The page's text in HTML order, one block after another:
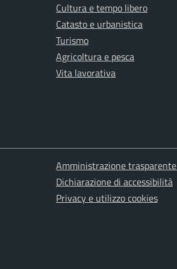
Cultura e tempo libero
Catasto e urbanistica
Turismo
Agricoltura e pesca
Vita lavorativa
Amministrazione trasparente
Dichiarazione di accessibilità
Privacy e utilizzo cookies